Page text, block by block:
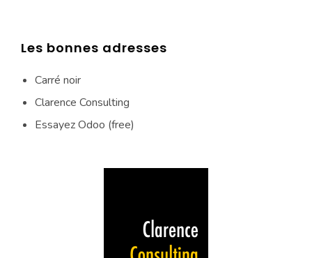
Les bonnes adresses
Carré noir
Clarence Consulting
Essayez Odoo (free)